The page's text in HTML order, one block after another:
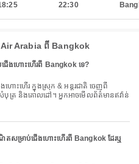
22:30
Arabia ពី Bangkok
ជើងហោះហើរពី Bangkok ទេ?
បុត្រ និងគោលដៅ។ អ្នកអាចមើលព័ត៌មានឥវ៉ាន់
តសម្រាប់ជើងហោះហើរពី Bangkok ដែរឬ